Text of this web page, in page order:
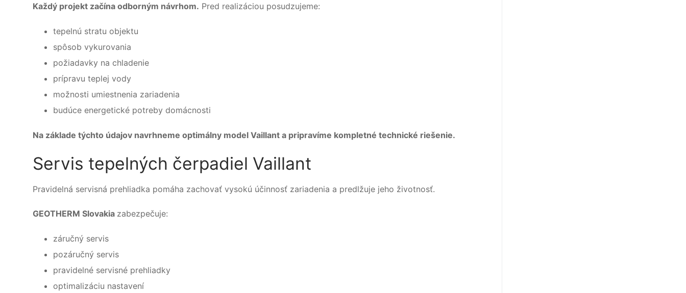
Každý projekt začína odborným návrhom. Pred realizáciou posudzujeme:
tepelnú stratu objektu
spôsob vykurovania
požiadavky na chladenie
prípravu teplej vody
možnosti umiestnenia zariadenia
budúce energetické potreby domácnosti
Na základe týchto údajov navrhneme optimálny model Vaillant a pripravíme kompletné technické riešenie.
Servis tepelných čerpadiel Vaillant
Pravidelná servisná prehliadka pomáha zachovať vysokú účinnosť zariadenia a predlžuje jeho životnosť.
GEOTHERM Slovakia zabezpečuje:
záručný servis
pozáručný servis
pravidelné servisné prehliadky
optimalizáciu nastavení